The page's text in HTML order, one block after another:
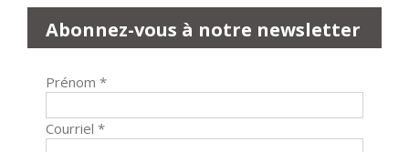
Abonnez-vous à notre newsletter
Prénom *
Courriel *